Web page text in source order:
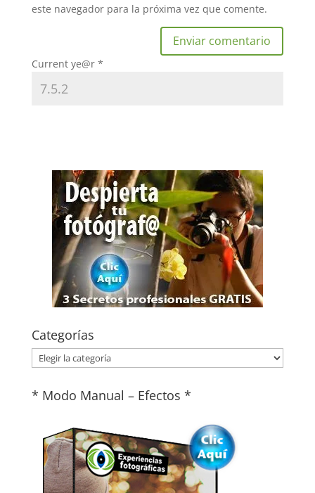
este navegador para la próxima vez que comente.
Current ye@r *
Categorías
Categorías
* Modo Manual – Efectos *